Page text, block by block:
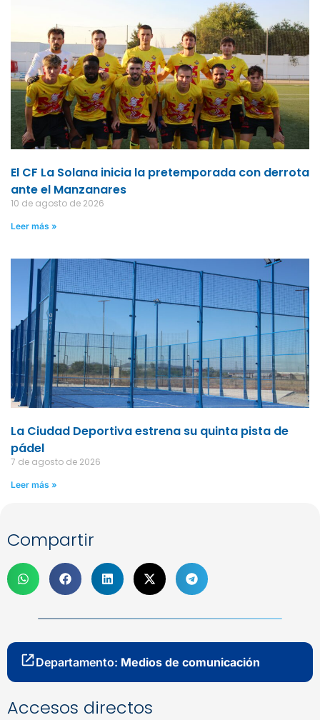
El CF La Solana inicia la pretemporada con derrota
ante el Manzanares
10 de agosto de 2026
Leer más »
La Ciudad Deportiva estrena su quinta pista de
pádel
7 de agosto de 2026
Leer más »
Compartir
Departamento: Medios de comunicación
Accesos directos